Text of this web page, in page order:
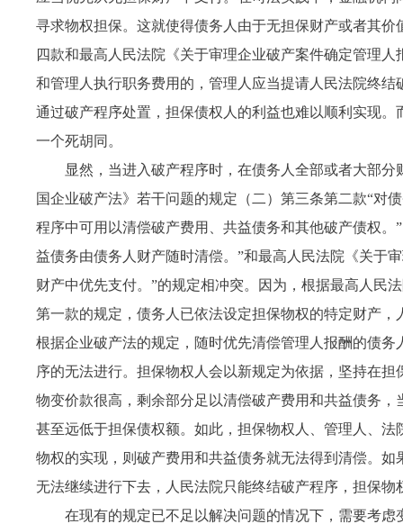
寻求物权担保。这就使得债务人由于无担保财产或者其
四款和最高人民法院《关于审理企业破产案件确定管理
和管理人执行职务费用的，管理人应当提请人民法院终
通过破产程序处置，担保债权人的利益也难以顺利实现
一个死胡同。
显然，当进入破产程序时，在债务人全部或者大部
国企业破产法》若干问题的规定（二）第三条第二款“对
程序中可用以清偿破产费用、共益债务和其他破产债权
益债务由债务人财产随时清偿。”和最高人民法院《关于
财产中优先支付。”的规定相冲突。因为，根据最高人民
第一款的规定，债务人已依法设定担保物权的特定财产
根据企业破产法的规定，随时优先清偿管理人报酬的债
序的无法进行。担保物权人会以新规定为依据，坚持在
物变价款很高，剩余部分足以清偿破产费用和共益债务
甚至远低于担保债权额。如此，担保物权人、管理人、
物权的实现，则破产费用和共益债务就无法得到清偿。
无法继续进行下去，人民法院只能终结破产程序，担保
在现有的规定已不足以解决问题的情况下，需要考